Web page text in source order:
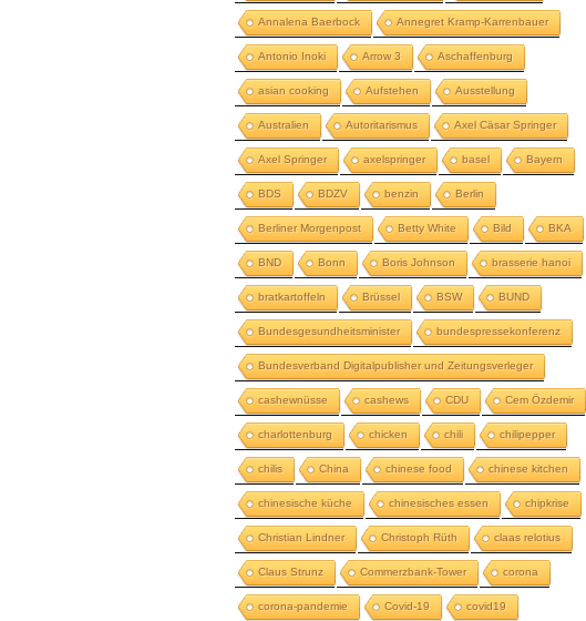
Annalena Baerbock Annegret Kramp-Karrenbauer
Antonio Inoki Arrow 3 Aschaffenburg
asian cooking Aufstehen Ausstellung
Australien Autoritarismus Axel Cäsar Springer
Axel Springer axelspringer basel Bayern
BDS BDZV benzin Berlin
Berliner Morgenpost Betty White Bild BKA
BND Bonn Boris Johnson brasserie hanoi
bratkartoffeln Brüssel BSW BUND
Bundesgesundheitsminister bundespressekonferenz
Bundesverband Digitalpublisher und Zeitungsverleger
cashewnüsse cashews CDU Cem Özdemir
charlottenburg chicken chili chilipepper
chilis China chinese food chinese kitchen
chinesische küche chinesisches essen chipkrise
Christian Lindner Christoph Rüth claas relotius
Claus Strunz Commerzbank-Tower corona
corona-pandemie Covid-19 covid19